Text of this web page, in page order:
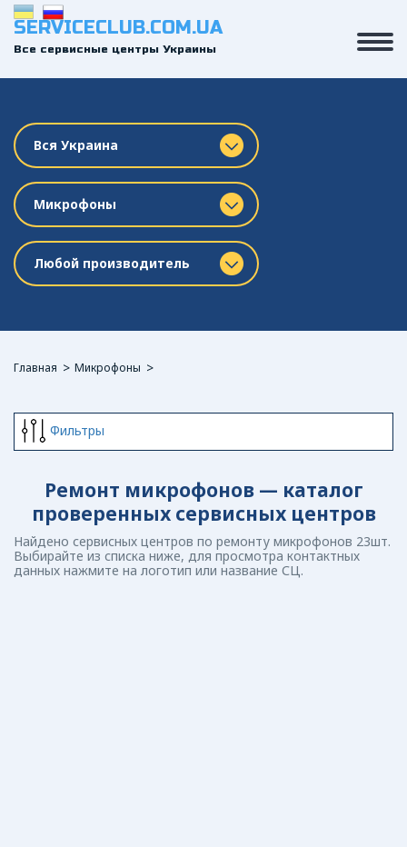
SERVICECLUB.COM.UA
Все сервисные центры Украины
Вся Украина
Микрофоны
Любой производитель
Главная Микрофоны
Фильтры
Ремонт микрофонов — каталог
проверенных сервисных центров
Найдено сервисных центров по ремонту микрофонов 23шт.
Выбирайте из списка ниже, для просмотра контактных
данных нажмите на логотип или название СЦ.